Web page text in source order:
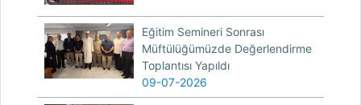
Eğitim Semineri Sonrası
Müftülüğümüzde Değerlendirme
Toplantısı Yapıldı
09-07-2026